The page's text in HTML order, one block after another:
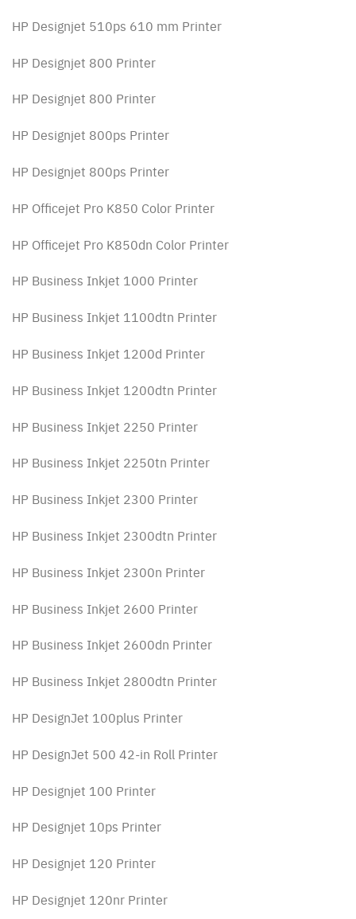
HP Designjet 510ps 610 mm Printer
HP Designjet 800 Printer
HP Designjet 800 Printer
HP Designjet 800ps Printer
HP Designjet 800ps Printer
HP Officejet Pro K850 Color Printer
HP Officejet Pro K850dn Color Printer
HP Business Inkjet 1000 Printer
HP Business Inkjet 1100dtn Printer
HP Business Inkjet 1200d Printer
HP Business Inkjet 1200dtn Printer
HP Business Inkjet 2250 Printer
HP Business Inkjet 2250tn Printer
HP Business Inkjet 2300 Printer
HP Business Inkjet 2300dtn Printer
HP Business Inkjet 2300n Printer
HP Business Inkjet 2600 Printer
HP Business Inkjet 2600dn Printer
HP Business Inkjet 2800dtn Printer
HP DesignJet 100plus Printer
HP DesignJet 500 42-in Roll Printer
HP Designjet 100 Printer
HP Designjet 10ps Printer
HP Designjet 120 Printer
HP Designjet 120nr Printer